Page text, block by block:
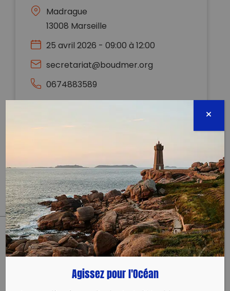
Madrague
13008 Marseille
25 avril 2026 - 09:00 à 12:00
secretariat@boudmer.org
0674883589
ramassage en mer Madrague
PARTAGER CET ARTICLE:
Partager sur Facebook
Partager sur
Envoyer à
Copy to clipboardAgissez pour l'Océan